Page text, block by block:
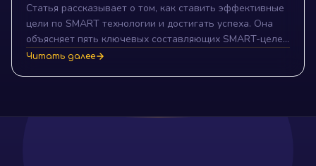
Статья рассказывает о том, как ставить эффективные
цели по SMART технологии и достигать успеха. Она
объясняет пять ключевых составляющих SMART-целей
и предоставляет простые шаги по их постановке.
сфере жизни.
Читать далее